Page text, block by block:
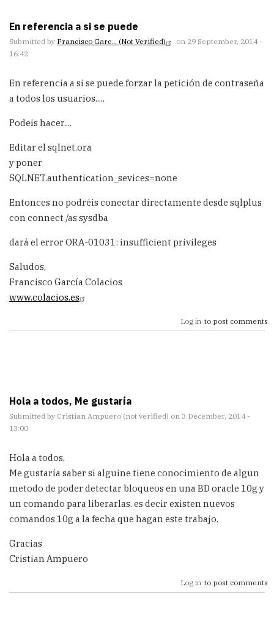
En referencia a si se puede
Submitted by Francisco Garc… (not Verified)
on 29 September, 2014 -
16:42
En referencia a si se puede forzar la petición de contraseña
a todos los usuarios.....
Podeis hacer....
Editar el sqlnet.ora
y poner
SQLNET.authentication_sevices=none
Entonces no podréis conectar directamente desde sqlplus
con connect /as sysdba
dará el error ORA-01031: insufficient privileges
Saludos,
Francisco García Colacios
www.colacios.es
Log in to post comments
Hola a todos, Me gustaría
Submitted by Cristian Ampuero (not verified) on 3 December, 2014 -
13:00
Hola a todos,
Me gustaría saber si alguine tiene conocimiento de algun
metodo de poder detectar bloqueos en una BD oracle 10g y
un comando para liberarlas. es decir existen nuevos
comandos 10g a la fecha que hagan este trabajo.
Gracias
Cristian Ampuero
Log in to post comments